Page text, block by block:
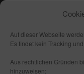
Auf dieser Webseite
Es findet kein Tracking
Aus rechtlichen Gründen
hinzuweisen: